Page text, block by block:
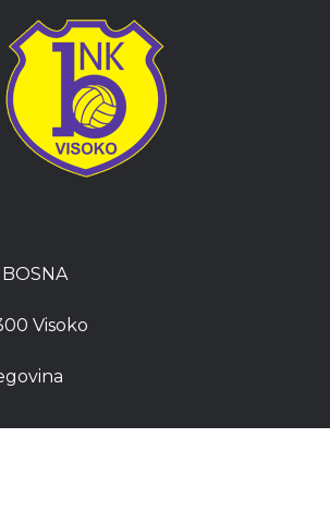
Visoko